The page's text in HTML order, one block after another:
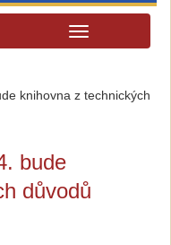
knihovna z technických
bude
důvodů